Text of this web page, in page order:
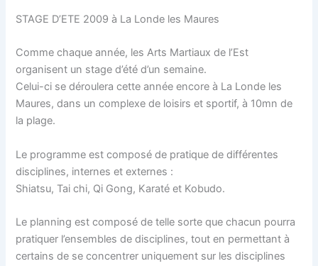
STAGE D’ETE 2009 à La Londe les Maures
Comme chaque année, les Arts Martiaux de l’Est
organisent un stage d’été d’un semaine.
Celui-ci se déroulera cette année encore à La Londe les
Maures, dans un complexe de loisirs et sportif, à 10mn de
la plage.
Le programme est composé de pratique de différentes
disciplines, internes et externes :
Shiatsu, Tai chi, Qi Gong, Karaté et Kobudo.
Le planning est composé de telle sorte que chacun pourra
pratiquer l’ensembles de disciplines, tout en permettant à
certains de se concentrer uniquement sur les disciplines